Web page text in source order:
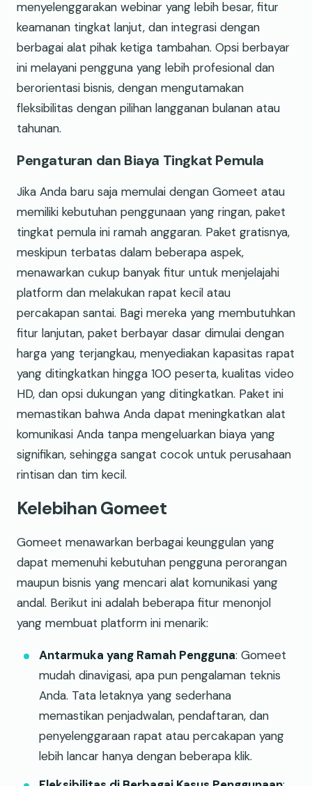
menyelenggarakan webinar yang lebih besar, fitur
keamanan tingkat lanjut, dan integrasi dengan
berbagai alat pihak ketiga tambahan. Opsi berbayar
ini melayani pengguna yang lebih profesional dan
berorientasi bisnis, dengan mengutamakan
fleksibilitas dengan pilihan langganan bulanan atau
tahunan.
Pengaturan dan Biaya Tingkat Pemula
Jika Anda baru saja memulai dengan Gomeet atau
memiliki kebutuhan penggunaan yang ringan, paket
tingkat pemula ini ramah anggaran. Paket gratisnya,
meskipun terbatas dalam beberapa aspek,
menawarkan cukup banyak fitur untuk menjelajahi
platform dan melakukan rapat kecil atau
percakapan santai. Bagi mereka yang membutuhkan
fitur lanjutan, paket berbayar dasar dimulai dengan
harga yang terjangkau, menyediakan kapasitas rapat
yang ditingkatkan hingga 100 peserta, kualitas video
HD, dan opsi dukungan yang ditingkatkan. Paket ini
memastikan bahwa Anda dapat meningkatkan alat
komunikasi Anda tanpa mengeluarkan biaya yang
signifikan, sehingga sangat cocok untuk perusahaan
rintisan dan tim kecil.
Kelebihan Gomeet
Gomeet menawarkan berbagai keunggulan yang
dapat memenuhi kebutuhan pengguna perorangan
maupun bisnis yang mencari alat komunikasi yang
andal. Berikut ini adalah beberapa fitur menonjol
yang membuat platform ini menarik:
Antarmuka yang Ramah Pengguna: Gomeet
mudah dinavigasi, apa pun pengalaman teknis
Anda. Tata letaknya yang sederhana
memastikan penjadwalan, pendaftaran, dan
penyelenggaraan rapat atau percakapan yang
lebih lancar hanya dengan beberapa klik.